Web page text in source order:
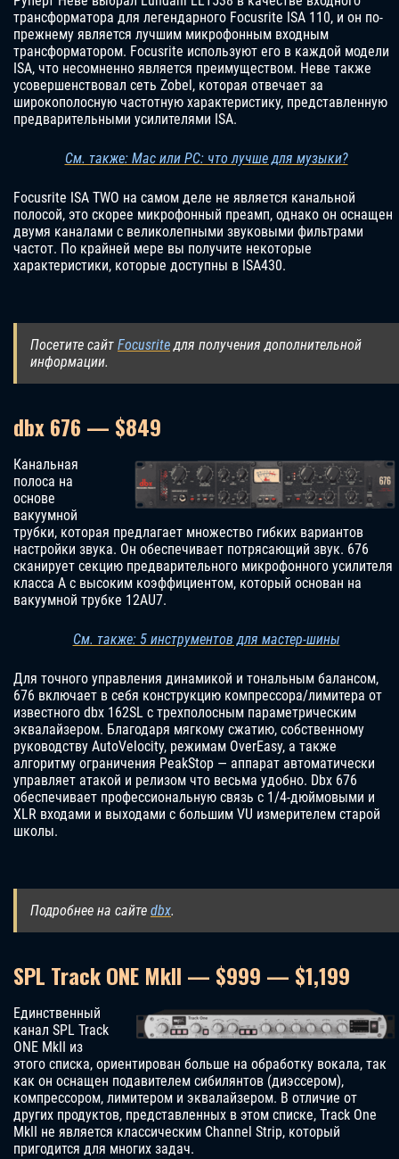
трансформатора для легендарного Focusrite ISA 110, и он по-
прежнему является лучшим микрофонным входным
трансформатором. Focusrite используют его в каждой модели
ISA, что несомненно является преимуществом. Неве также
усовершенствовал сеть Zobel, которая отвечает за
широкополосную частотную характеристику, представленную
предварительными усилителями ISA.
См. также: Mac или PC: что лучше для музыки?
Focusrite ISA TWO на самом деле не является канальной
полосой, это скорее микрофонный преамп, однако он оснащен
двумя каналами с великолепными звуковыми фильтрами
частот. По крайней мере вы получите некоторые
характеристики, которые доступны в ISA430.
Посетите сайт Focusriteдля получения дополнительной
информации.
dbx 676 — $849
Канальная
полоса на
основе
вакуумной
трубки, которая предлагает множество гибких вариантов
настройки звука. Он обеспечивает потрясающий звук. 676
сканирует секцию предварительного микрофонного усилителя
класса A с высоким коэффициентом, который основан на
вакуумной трубке 12AU7.
См. также: 5 инструментов для мастер-шины
Для точного управления динамикой и тональным балансом,
676 включает в себя конструкцию компрессора/лимитера от
известного dbx 162SL с трехполосным параметрическим
эквалайзером. Благодаря мягкому сжатию, собственному
руководству AutoVelocity, режимам OverEasy, а также
алгоритму ограничения PeakStop — аппарат автоматически
управляет атакой и релизом что весьма удобно. Dbx 676
обеспечивает профессиональную связь с 1/4-дюймовыми и
XLR входами и выходами с большим VU измерителем старой
школы.
Подробнее на сайте dbx.
SPL Track ONE MkII — $999 — $1,199
Единственный
канал SPL Track
ONE MkII из
этого списка, ориентирован больше на обработку вокала, так
как он оснащен подавителем сибилянтов (диэссером),
компрессором, лимитером и эквалайзером. В отличие от
других продуктов, представленных в этом списке, Track One
MkII не является классическим Channel Strip, который
пригодится для многих задач.